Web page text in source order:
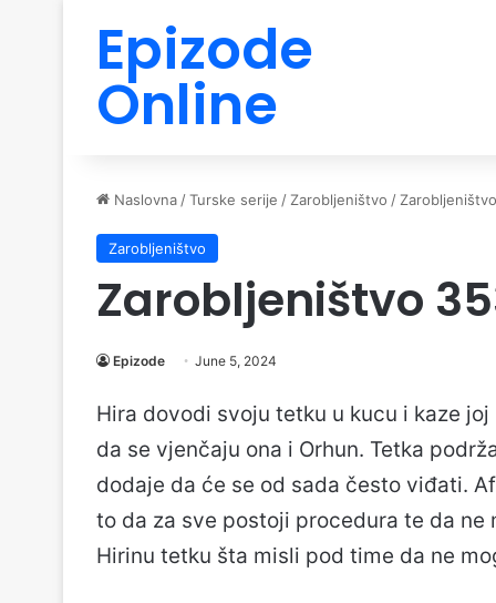
Epizode
Online
Naslovna /Turske serije / Zarobljeništvo /
Zarobljeništvo
Zarobljeništvo
Epizode June 5, 2024
Hira dovodi svoju tetku u kucu i kaze
da se vjenčaju ona i Orhun. Tetka
dodaje da će se od sada često viđati.
to da za sve postoji procedura te da
Hirinu tetku šta misli pod time da ne